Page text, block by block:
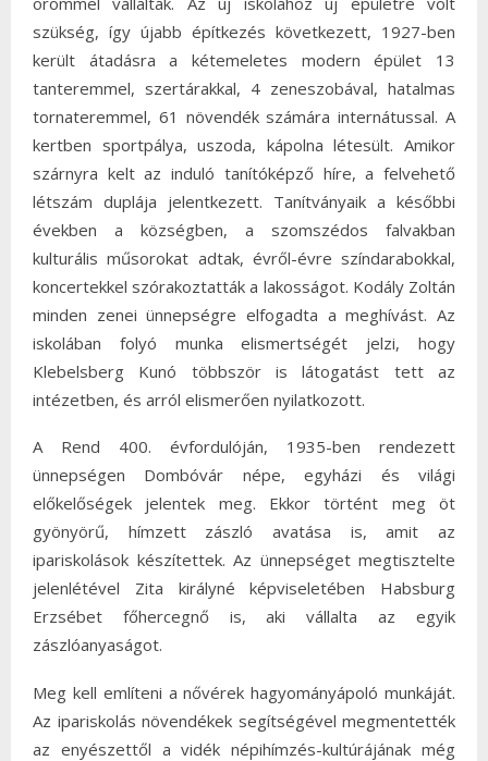
szükség, így újabb építkezés következett, 1927-ben
került átadásra a kétemeletes modern épület 13
tanteremmel, szertárakkal, 4 zeneszobával, hatalmas
tornateremmel, 61 növendék számára internátussal. A
kertben sportpálya, uszoda, kápolna létesült. Amikor
szárnyra kelt az induló tanítóképző híre, a felvehető
létszám duplája jelentkezett. Tanítványaik a későbbi
években a községben, a szomszédos falvakban
kulturális műsorokat adtak, évről-évre színdarabokkal,
koncertekkel szórakoztatták a lakosságot. Kodály Zoltán
minden zenei ünnepségre elfogadta a meghívást. Az
iskolában folyó munka elismertségét jelzi, hogy
Klebelsberg Kunó többször is látogatást tett az
intézetben, és arról elismerően nyilatkozott.
A Rend 400. évfordulóján, 1935-ben rendezett
ünnepségen Dombóvár népe, egyházi és világi
előkelőségek jelentek meg. Ekkor történt meg öt
gyönyörű, hímzett zászló avatása is, amit az
ipariskolások készítettek. Az ünnepséget megtisztelte
jelenlétével Zita királyné képviseletében Habsburg
Erzsébet főhercegnő is, aki vállalta az egyik
zászlóanyaságot.
Meg kell említeni a nővérek hagyományápoló munkáját.
Az ipariskolás növendékek segítségével megmentették
az enyészettől a vidék népihímzés-kultúrájának még